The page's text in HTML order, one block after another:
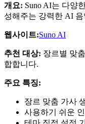
개요: Suno AI는 다양
성해주는 강력한 AI
웹사이트:Suno AI
추천 대상: 장르별 맞
합합니다.
주요 특징:
장르 맞춤 가사
사용하기 쉬운